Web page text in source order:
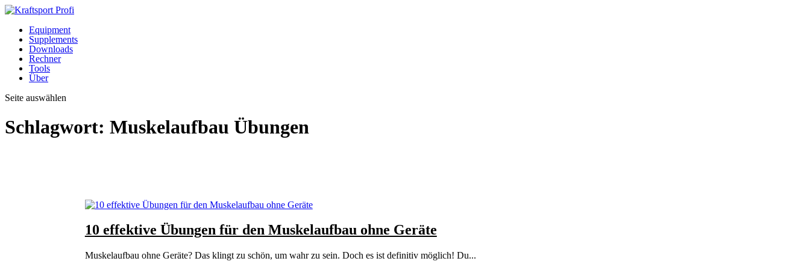
Equipment
Supplements
Downloads
Rechner
Tools
Über
Seite auswählen
Schlagwort: Muskelaufbau Übungen
10 effektive Übungen für den Muskelaufbau ohne Geräte
Muskelaufbau ohne Geräte? Das klingt zu schön, um wahr zu sein. Doch es ist definitiv möglich! Du...